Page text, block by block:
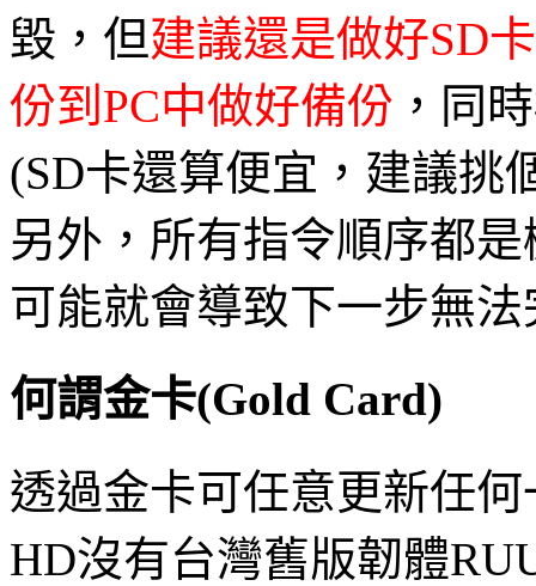
毀，但建議還是做好SD
份到PC中做好備份 ，同
(SD卡還算便宜，建議挑
另外，所有指令順序都
可能就會導致下一步無
何謂金卡(Gold Card)
透過金卡可任意更新任
HD沒有台灣舊版韌體